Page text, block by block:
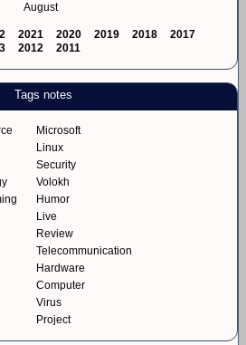
August
2021 2020 2019 2018
2017
2012 2011
Tags notes
Microsoft
Linux
Security
Volokh
Humor
Live
Review
Telecommunication
Hardware
Computer
Virus
Project